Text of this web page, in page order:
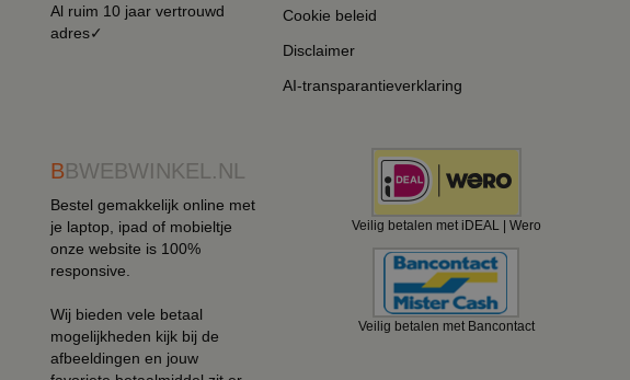
Al ruim 10 jaar vertrouwd
adres✓
Cookie beleid
Disclaimer
AI-transparantieverklaring
BBWEBWINKEL.NL
Bestel gemakkelijk online met
je laptop, ipad of mobieltje
onze website is 100%
responsive.
Wij bieden vele betaal
mogelijkheden kijk bij de
afbeeldingen en jouw
Veilig betalen met iDEAL | Wero
Veilig betalen met Bancontact